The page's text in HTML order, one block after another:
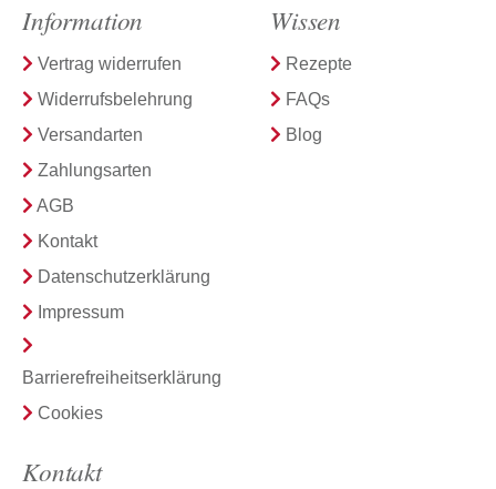
Information
Vertrag widerrufen
Widerrufsbelehrung
Versandarten
Zahlungsarten
AGB
Kontakt
Datenschutzerklärung
Impressum
Barrierefreiheitserklärung
Cookies
Wissen
Rezepte
FAQs
Blog
Kontakt